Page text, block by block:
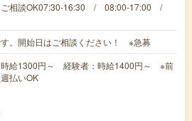
ご相談OK07:30-16:30 / 08:00-17:00 /
。開始日はご相談ください！ ※急募
時給1300円～ 経験者：時給1400円～ ※前
払いOK